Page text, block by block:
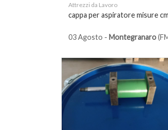
Attrezzi da Lavoro
cappa per aspiratore misure
03 Agosto - Montegranaro